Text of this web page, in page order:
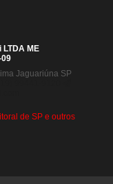
ME
Jaguariúna SP
de SP e outros